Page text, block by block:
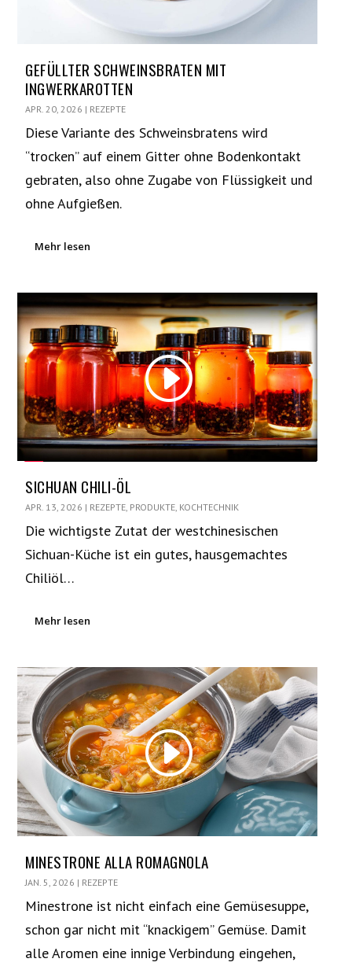
GEFÜLLTER SCHWEINSBRATEN MIT
INGWERKAROTTEN
APR. 20, 2026 | REZEPTE
Diese Variante des Schweinsbratens wird
“trocken” auf einem Gitter ohne Bodenkontakt
gebraten, also ohne Zugabe von Flüssigkeit und
ohne Aufgießen.
Mehr lesen
SICHUAN CHILI-ÖL
APR. 13, 2026 | REZEPTE, PRODUKTE, KOCHTECHNIK
Die wichtigste Zutat der westchinesischen
Sichuan-Küche ist ein gutes, hausgemachtes
Chiliöl…
Mehr lesen
MINESTRONE ALLA ROMAGNOLA
JAN. 5, 2026 | REZEPTE
Minestrone ist nicht einfach eine Gemüsesuppe,
schon gar nicht mit “knackigem” Gemüse. Damit
alle Aromen eine innige Verbindung eingehen,